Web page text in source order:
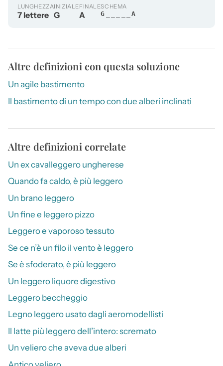
LUNGHEZZA
7 lettere
INIZIALE
G
FINALE
A
SCHEMA
G_____A
Altre definizioni con questa soluzione
Un agile bastimento
Il bastimento di un tempo con due alberi inclinati
Altre definizioni correlate
Un ex cavalleggero ungherese
Quando fa caldo, è più leggero
Un brano leggero
Un fine e leggero pizzo
Leggero e vaporoso tessuto
Se ce n’è un filo il vento è leggero
Se è sfoderato, è più leggero
Un leggero liquore digestivo
Leggero beccheggio
Legno leggero usato dagli aeromodellisti
Il latte più leggero dell’intero: scremato
Un veliero che aveva due alberi